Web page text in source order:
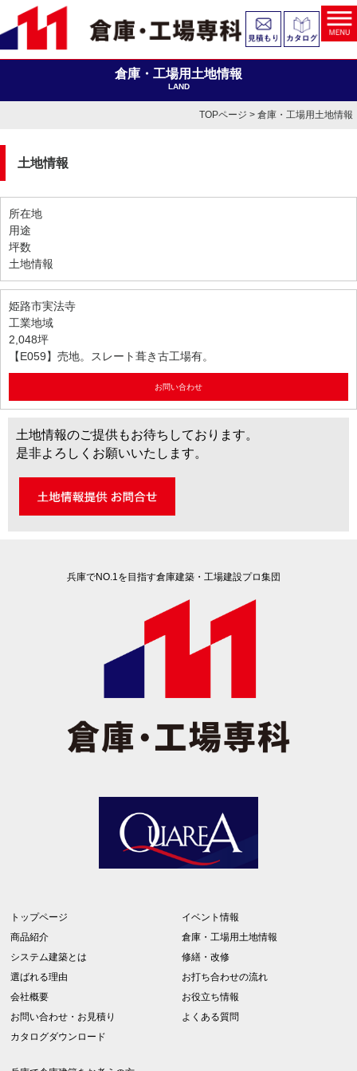
倉庫・工場用土地情報
LAND
TOPページ > 倉庫・工場用土地情報
土地情報
所在地
用途
坪数
土地情報
姫路市実法寺
工業地域
2,048坪
【E059】売地。スレート葺き古工場有。
お問い合わせ
土地情報のご提供もお待ちしております。
是非よろしくお願いいたします。
兵庫でNO.1を目指す倉庫建築・工場建設プロ集団
トップページ
商品紹介
システム建築とは
選ばれる理由
会社概要
お問い合わせ・お見積り
カタログダウンロード
イベント情報
倉庫・工場用土地情報
修繕・改修
お打ち合わせの流れ
お役立ち情報
よくある質問